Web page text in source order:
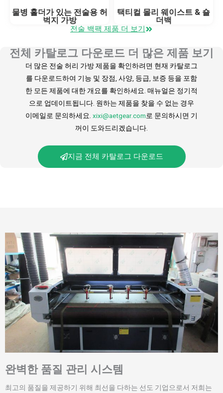
물병 홀더가 있는 전술용 허
벅지 가방
택티컬 몰리 웨이스트 & 숄
더백
전술 백팩 제품 더 보기
전체 카탈로그 다운로드 더 많은 제품 보기
더 많은 전술 허리 가방 제품을 확인하려면 현재 카탈로그
를 다운로드하여 기능 및 장점, 사양, 등급, 보증 등을 포함
한 모든 제품에 대한 개요를 확인하세요. 매뉴얼은 정기적
으로 업데이트됩니다. 원하는 제품을 찾을 수 없는 경우
이메일로 문의하세요. xixi@aetgear.com로 문의하시면 기
꺼이 도와드리겠습니다.
지금 전체 카탈로그 다운로드
완벽한 품질 관리 시스템
최고의 품질을 제공하기 위해 최선을 다하는 선도 기업으로서 저희는